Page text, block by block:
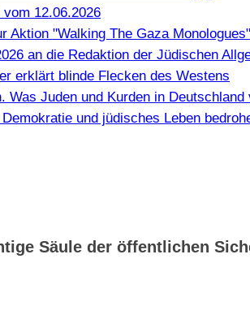
vom 12.06.2026
Aktion "Walking The Gaza Monologues"
an die Redaktion der Jüdischen
erklärt blinde Flecken des Westens
Was Juden und Kurden in Deutschland
und jüdisches Leben
Säule der öffentlichen